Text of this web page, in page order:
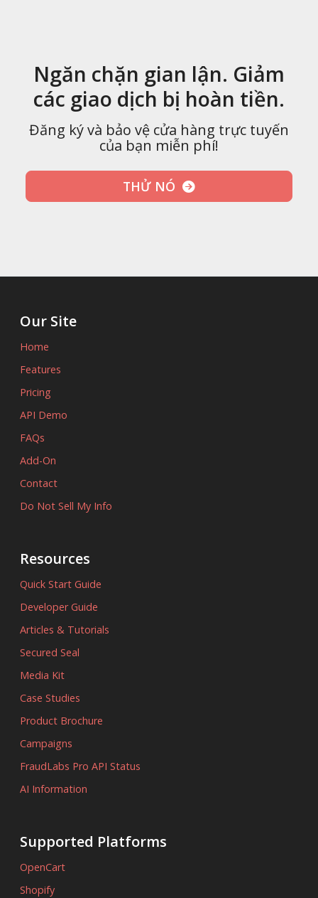
Ngăn chặn gian lận. Giảm
các giao dịch bị hoàn tiền.
Đăng ký và bảo vệ cửa hàng trực tuyến
của bạn miễn phí!
THỬ NÓ
Our Site
Home
Features
Pricing
API Demo
FAQs
Add-On
Contact
Do Not Sell My Info
Resources
Quick Start Guide
Developer Guide
Articles & Tutorials
Secured Seal
Media Kit
Case Studies
Product Brochure
Campaigns
FraudLabs Pro API Status
AI Information
Supported Platforms
OpenCart
Shopify